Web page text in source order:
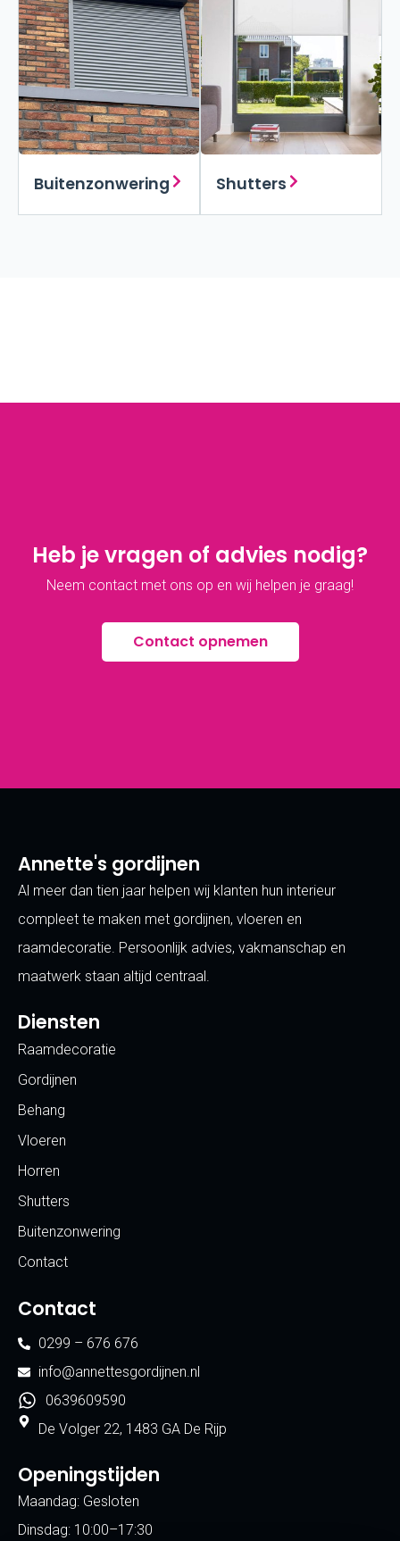
Buitenzonwering Shutters
Heb je vragen of advies nodig?
Neem contact met ons op en wij helpen je graag!
Contact opnemen
Annette's gordijnen
Al meer dan tien jaar helpen wij klanten hun interieur
compleet te maken met gordijnen, vloeren en
raamdecoratie. Persoonlijk advies, vakmanschap en
maatwerk staan altijd centraal.
Diensten
Raamdecoratie
Gordijnen
Behang
Vloeren
Horren
Shutters
Buitenzonwering
Contact
Contact
0299 – 676 676
info@annettesgordijnen.nl
0639609590
De Volger 22, 1483 GA De Rijp
Openingstijden
Maandag: Gesloten
Dinsdag: 10:00–17:30